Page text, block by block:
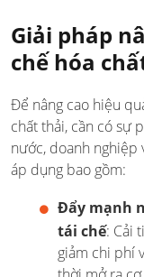
Giải pháp
chế hóa
Để nâng cao hiệu
chất thải, cần có sự
nước, doanh nghiệp
áp dụng bao gồm:
Đẩy mạnh
tái chế: Cải
giảm chi phí